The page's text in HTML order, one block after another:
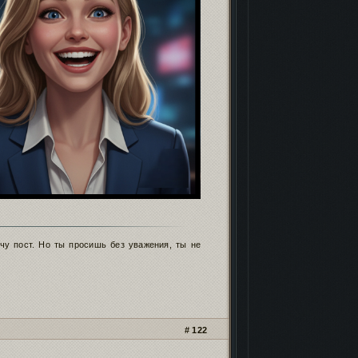
пост. Но ты просишь без уважения, ты не
122